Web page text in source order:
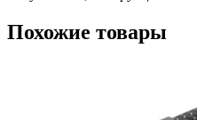
Похожие товары